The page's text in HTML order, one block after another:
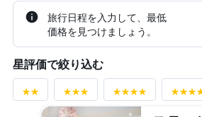
旅行日程を入力して、最低
価格を見つけましょう。
星評価で絞り込む